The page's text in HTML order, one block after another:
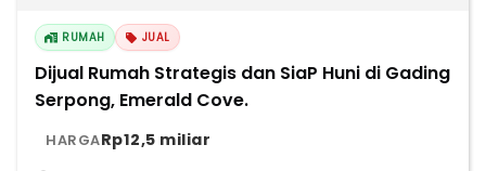
RUMAH JUAL
Dijual Rumah Strategis dan SiaP Huni di Gading
Serpong, Emerald Cove.
HARGARp12,5 miliar